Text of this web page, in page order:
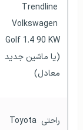
Trendline
Volkswagen
معادل)
راحتی Toyota